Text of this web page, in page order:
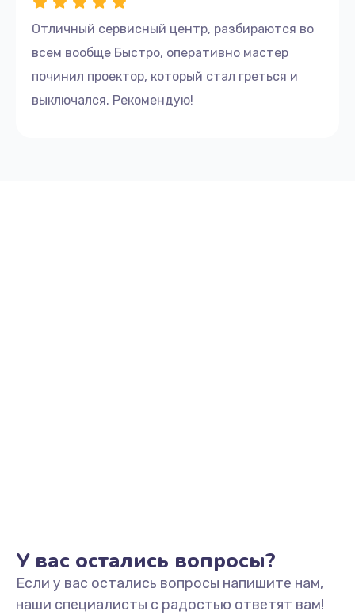
Отличный сервисный центр, разбираются во
всем вообще Быстро, оперативно мастер
починил проектор, который стал греться и
выключался. Рекомендую!
У вас остались вопросы?
Если у вас остались вопросы напишите нам,
наши специалисты с радостью ответят вам!